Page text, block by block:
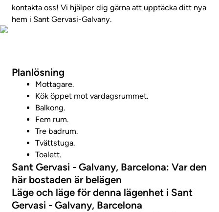
kontakta oss! Vi hjälper dig gärna att upptäcka ditt nya
hem i Sant Gervasi-Galvany.
Planlösning
Mottagare.
Kök öppet mot vardagsrummet.
Balkong.
Fem rum.
Tre badrum.
Tvättstuga.
Toalett.
Sant Gervasi - Galvany, Barcelona: Var den
här bostaden är belägen
Läge och läge för denna lägenhet i Sant
Gervasi - Galvany, Barcelona